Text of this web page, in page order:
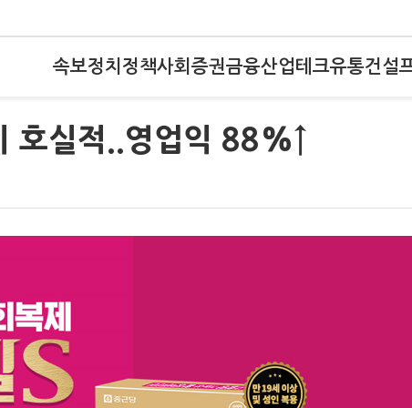
속보정치 정책사회 증권금융산업테크유통건설
호실적..영업익 88%↑